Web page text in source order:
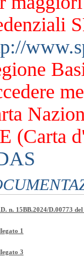
(Carta
n. 15BB.2024/D.00773
1
3